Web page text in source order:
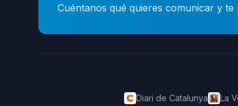
Cuéntanos qué quieres comunicar y
Diari de Catalunya La